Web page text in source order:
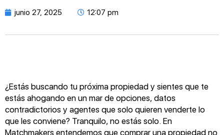
junio 27, 2025 12:07 pm
¿Estás buscando tu próxima propiedad y sientes que te
estás ahogando en un mar de opciones, datos
contradictorios y agentes que solo quieren venderte lo
que les conviene? Tranquilo, no estás solo. En
Matchmakers entendemos que comprar una propiedad no